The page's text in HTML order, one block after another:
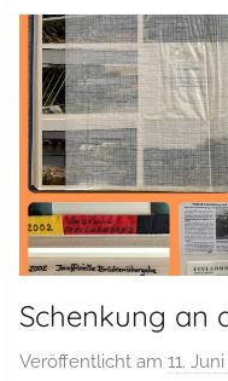
Schenkung an
Veröffentlicht am11.